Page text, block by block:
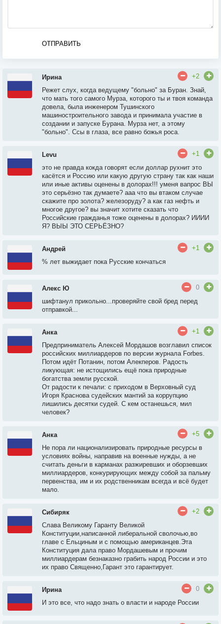
ОТПРАВИТЬ
Ирина
+2
Режет слух, когда ведущему "больно" за Буран. Знай,
что мать того самого Мурза, которого ты и твоя команда
довела, была инженером Тушинского
машиностроительного завода и принимала участие в
создании и запуске Бурана. Мурза нет, а этому
"больно". Ссы в глаза, все равно божья роса.
Levu
+1
это не правда кокда говорят если доллар рухнит это
касётся и Россию или какую другую страну так как наши
или иные активы оценены в долорах!!! уменя вапрос ВЫ
это серьёзно так думаете? ааа что вы втаком случае
скажите про золота? железоруду? а как газ нефть и
многое другое? вы значит хотите сказать что
Российские гражданья тоже оценены в долорах? ИИИИ
Я? ВЫЫ ЭТО СЕРЬЁЗНО?
Андрей
+1
% лет выжидает пока Русские кончаться
Алекс Ю
0
шифтанул прикольно...проверяйте свой бред перед
отправкой...
Анка
+1
Предприниматель Алексей Мордашов возглавил список
российских миллиардеров по версии журнала Forbes.
Потом идёт Потанин, потом Алекперов. Радость
ликующая: не истощились ещё пока природные
богатства земли русской.
От радости к печали: с приходом в Верховный суд
Игоря Краснова судейских мантий за коррупцию
лишились десятки судей. С кем останешься, мил
человек?
Анка
+5
Не пора ли национализировать природные ресурсы в
условиях войны, направив на военные нужды, а не
считать деньги в карманах разжиревших и оборзевших
миллиардеров, конкурирующих между собой за пальму
первенства, им и их родственникам всегда и всё будет
мало.
Сибиряк
+2
Слава Великому Гаранту Великой
Конституции,написанной либеральной сволочью,во
главе с Ельциным и с помощью американцев.Эта
Конституция дала право Мордашевым и прочим
миллиардерам безнаказно грабить народ России и это
их право Священно,Гарант это гарантирует.
Ирина
0
И это все, что надо знать о власти и народе России